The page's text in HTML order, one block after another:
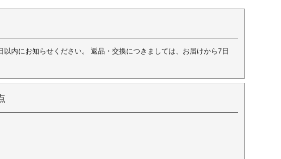
内にお知らせください。 返品・交換につきましては、お届けから7日